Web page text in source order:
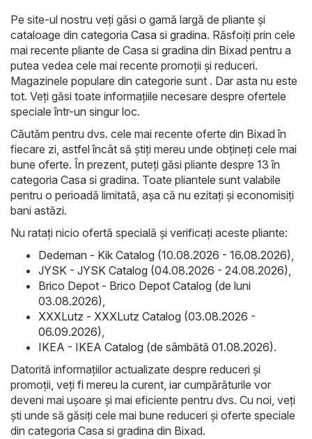
Pe site-ul nostru veți găsi o gamă largă de pliante și
cataloage din categoria Casa si gradina. Răsfoiți prin cele
mai recente pliante de Casa si gradina din Bixad pentru a
putea vedea cele mai recente promoții și reduceri.
Magazinele populare din categorie sunt . Dar asta nu este
tot. Veți găsi toate informațiile necesare despre ofertele
speciale într-un singur loc.
Căutăm pentru dvs. cele mai recente oferte din Bixad în
fiecare zi, astfel încât să știți mereu unde obțineți cele mai
bune oferte. În prezent, puteți găsi pliante despre 13 în
categoria Casa si gradina. Toate pliantele sunt valabile
pentru o perioadă limitată, așa că nu ezitați și economisiți
bani astăzi.
Nu ratați nicio ofertă specială și verificați aceste pliante:
Dedeman - Kik Catalog (10.08.2026 - 16.08.2026),
JYSK - JYSK Catalog (04.08.2026 - 24.08.2026),
Brico Depot - Brico Depot Catalog (de luni
03.08.2026),
XXXLutz - XXXLutz Catalog (03.08.2026 -
06.09.2026),
IKEA - IKEA Catalog (de sâmbătă 01.08.2026).
Datorită informațiilor actualizate despre reduceri și
promoții, veți fi mereu la curent, iar cumpărăturile vor
deveni mai ușoare și mai eficiente pentru dvs. Cu noi, veți
ști unde să găsiți cele mai bune reduceri și oferte speciale
din categoria Casa si gradina din Bixad.